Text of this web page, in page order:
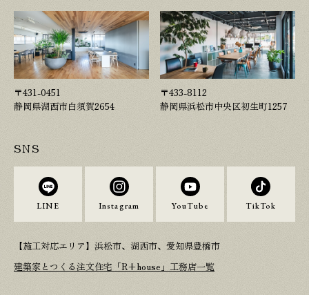
〒431-0451
静岡県湖西市白須賀2654
〒433-8112
静岡県浜松市中央区初生町1257
SNS
LINE Instagram YouTube TikTok
【施工対応エリア】浜松市、湖西市、愛知県豊橋市
建築家とつくる注文住宅「R+house」工務店一覧